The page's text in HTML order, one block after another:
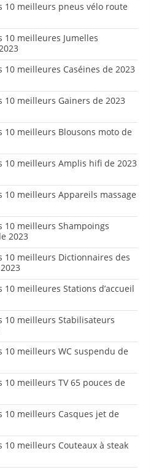
10 meilleurs pneus vélo route
10 meilleures Jumelles
10 meilleures Caséines de 2023
10 meilleurs Gainers de 2023
10 meilleurs Blousons moto de
10 meilleurs Amplis hifi de 2023
10 meilleurs Appareils massage
10 meilleurs Shampoings
2023
10 meilleurs Dictionnaires des
10 meilleures Stations d’accueil
10 meilleurs Stabilisateurs
10 meilleurs WC suspendu de
10 meilleurs TV 65 pouces de
10 meilleurs Casques jet de
10 meilleurs Couteaux à steak